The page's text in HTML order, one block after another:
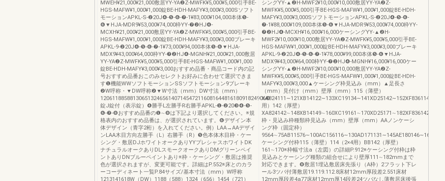
MWEH¥21,000¥21,000敷居YY-YA❷Z-MWFK¥5,000¥5,000引手BE-
HGS-MAFW¥1,000¥1,000錠BE-HDH-MAFY¥3,000¥3,000Sソフト
モーションAPKL-S-❷20J❹-❺-❻-❼-1¥83,000¥104,000本体❺-
❻▼HJA-MDR9¥53,000¥74,000枠YY-❼❷HJ❹-
MCXH¥21,000¥21,000敷居YY-YA❷Z-MWFK¥5,000¥5,000引手BE-
HGS-MAFW¥1,000¥1,000錠BE-HDH-MAFY¥3,000¥3,000ブレーキ
APKL-9-❷20J❹-❺-❻-❼-1¥73,000¥94,000本体❺-❻▼HJA-
MDX9¥43,000¥64,000枠YY-❼❷HJ❹-MGNH¥21,000¥21,000敷居
YY-YA❷Z-MWFK¥5,000¥5,000引手BE-HGS-MAFW¥1,000¥1,000
錠BE-HDH-MAFY¥3,000¥3,000おすすめ品番・商品コード内の記
号おすすめ品番おこのみセレクトお好みに合わせて選択できま
す❶機能WWソフトモーションSSソフトモーション9ブレーキ
❷W呼称・▼DW呼称❷▼W寸法（mm）DW寸法（mm）
12061188588130651324656140714547211608164481618091824906❸
錠J錠付（表示錠）❹勝手L左勝手R右勝手APKL-❶-❷20❸❹-❺-
❻-❼-❽おすすめ品番の❶∼❽は下記より選択してください。※規
格表内のおすすめ品番は、が選択されています。❻デザイン本
体デザイン（青字2桁）を入れてください。例）LAA→AAデザイ
ンLAA木目方向左勝手（L）右勝手（R）❺色本体木目枠・ケー
シング・敷居DJホワイトオークありYYプレシャスホワイトDK
ナチュラルオークありDLスモークオークありDMグリーンペイ
ントありDNブルーペイントあり※枠・ケーシング・敷居は推奨
色が選択されますが、変更可能です。詳細はP.552※床とのカラ
ーコーディネート一覧P.84サイズ/基本寸法（mm）W呼称
1213141618W（DW）1188（588）1324（656）1454（721）
シングYY-▲❷H-MWF2¥10,000¥10,000敷居YY-YA❷Z-
MWFK¥5,000¥5,000引手BE-HGS-MAFW¥1,000¥1,000錠BE-HDH-
MAFY¥3,000¥3,000SソフトモーションAPKL-S-❷20J❹-❺-❻-
❼-1¥88,000¥109,000本体❺-❻▼HJA-MDR9¥53,000¥74,000枠YY-
❼❷HJ❹-MCXH¥16,000¥16,000ケーシングYY-▲❷H-
MWF2¥10,000¥10,000敷居YY-YA❷Z-MWFK¥5,000¥5,000引手BE-
HGS-MAFW¥1,000¥1,000錠BE-HDH-MAFY¥3,000¥3,000ブレーキ
APKL-9-❷20J❹-❺-❻-❼-1¥78,000¥99,000本体❺-❻▼HJA-
MDX9¥43,000¥64,000枠YY-❼❷HJ❹-MGNH¥16,000¥16,000ケー
シングYY-▲❷H-MWF2¥10,000¥10,000敷居YY-YA❷Z-
MWFK¥5,000¥5,000引手BE-HGS-MAFW¥1,000¥1,000錠BE-HDH-
MAFY¥3,000¥3,000▲ケーシング枠見込み（mm）▲足長さ
（mm）見付け（mm）壁厚（mm）115（薄壁）
XA824111∼121XB14122∼133XC19134∼141XD25142∼152XF836114（2×4
用）142（厚壁）
XA824142∼148XB14149∼160XC19161∼170XD25171∼182XF836142∼148❼
枠・見込み枠種類枠見込み（mm）壁厚（mm）AAノンケーシ
ング枠（固定枠）
9564∼75AB11576∼100AC156116∼130AD171131∼145AE180146∼160BA
ケーシング付枠115（薄壁）114（2×4用）BB142（厚壁）
161∼170※枠幅寸法a（左図）の詳細P.912※ケーシング付枠は枠
見込みとケーシング種類の組合せにより壁厚111∼182mmまで
対応できます。❽敷居1埋込敷居床先張り（A枠）2フラット下レ
ール3ツバ付薄敷居19.119.112.8床材12mm厚段差2.551床材
12mm厚段差4a77床材12mm厚14段差24ツバなし薄敷居床後張